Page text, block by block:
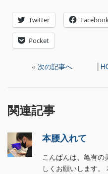
Twitter
Pocket
« 次の記事へ
関連記事
本腰入れて
こんばんは、亀有の
しくお願いします